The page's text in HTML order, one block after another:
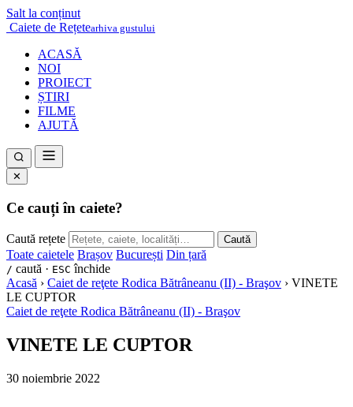
Salt la conținut
Caiete de Rețetearhiva gustului
ACASĂ
NOI
PROIECT
ȘTIRI
FILME
AJUTĂ
✕
Ce cauți în caiete?
Caută rețete Caută
Toate caietele Brașov București Din țară
/ caută · ESC închide
Acasă › Caiet de reţete Rodica Bătrâneanu (II) - Braşov › VINETE
LE CUPTOR
Caiet de reţete Rodica Bătrâneanu (II) - Braşov
VINETE LE CUPTOR
30 noiembrie 2022